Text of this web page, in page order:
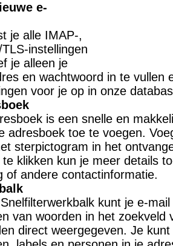
e-
je alle IMAP-,
instellingen
je alleen je
en wachtwoord in te vullen
voor je op in onze
is een snelle en
adresboek toe te voegen.
sterpictogram in het
klikken kun je meer details
of andere contactinformatie.
kunt je e-
van woorden in het zoekveld
direct weergegeven. Je